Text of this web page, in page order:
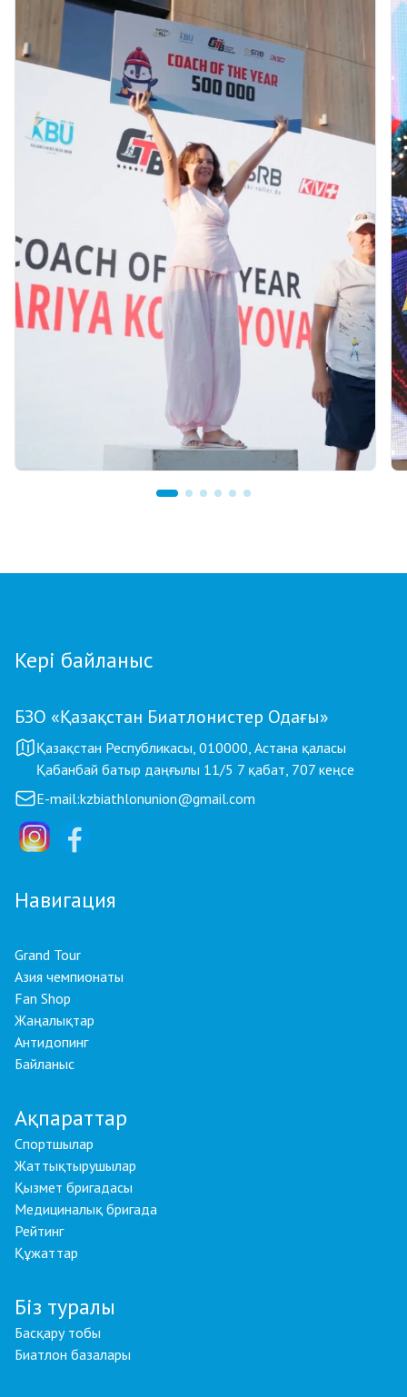
Кері байланыс
БЗО «Қазақстан Биатлонистер Одағы»
Қазақстан Республикасы, 010000, Астана қаласы
Қабанбай батыр даңғылы 11/5 7 қабат, 707 кеңсе
E-mail:kzbiathlonunion@gmail.com
Навигация
Grand Tour
Азия чемпионаты
Fan Shop
Жаңалықтар
Антидопинг
Байланыс
Ақпараттар
Спортшылар
Жаттықтырушылар
Қызмет бригадасы
Медициналық бригада
Рейтинг
Құжаттар
Біз туралы
Басқару тобы
Биатлон базалары